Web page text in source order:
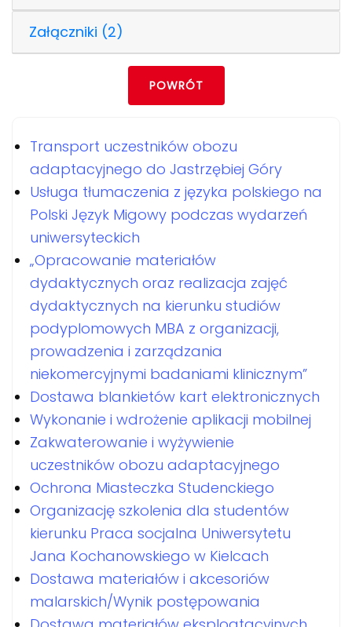
Załączniki (2)
POWRÓT
Transport uczestników obozu
adaptacyjnego do Jastrzębiej Góry
Usługa tłumaczenia z języka polskiego na
Polski Język Migowy podczas wydarzeń
uniwersyteckich
„Opracowanie materiałów
dydaktycznych oraz realizacja zajęć
dydaktycznych na kierunku studiów
podyplomowych MBA z organizacji,
prowadzenia i zarządzania
niekomercyjnymi badaniami klinicznym”
Dostawa blankietów kart elektronicznych
Wykonanie i wdrożenie aplikacji mobilnej
Zakwaterowanie i wyżywienie
uczestników obozu adaptacyjnego
Ochrona Miasteczka Studenckiego
Organizację szkolenia dla studentów
kierunku Praca socjalna Uniwersytetu
Jana Kochanowskiego w Kielcach
Dostawa materiałów i akcesoriów
malarskich/Wynik postępowania